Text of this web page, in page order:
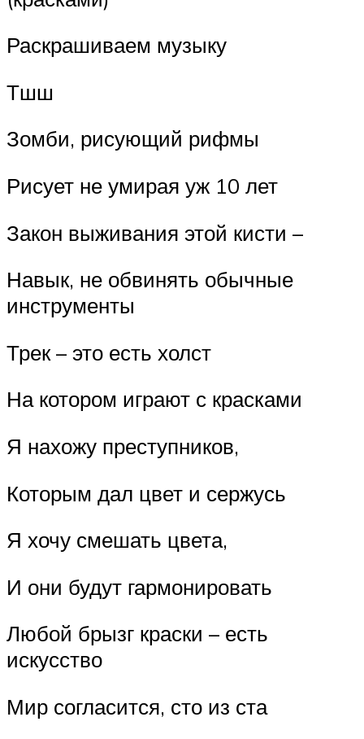
Раскрашиваем музыку
Тшш
Зомби, рисующий рифмы
Рисует не умирая уж 10 лет
Закон выживания этой кисти –
Навык, не обвинять обычные
инструменты
Трек – это есть холст
На котором играют с красками
Я нахожу преступников,
Которым дал цвет и сержусь
Я хочу смешать цвета,
И они будут гармонировать
Любой брызг краски – есть
искусство
Мир согласится, сто из ста